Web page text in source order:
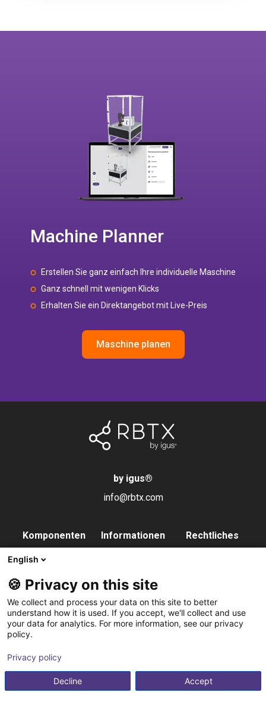
Machine Planner
Erstellen Sie ganz einfach Ihre individuelle Maschine
Ganz schnell mit wenigen Klicks
Erhalten Sie ein Direktangebot mit Live-Preis
Maschine planen
by igus®
info@rbtx.com
Komponenten
Steuerung
Vision
Pneumatik
Service
Zubehör
Informationen
Partner
Kontakt
Newsletter
Integrationsservice
Rechtliches
English
🍪 Privacy on this site
We collect and process your data on this site to better
understand how it is used. If you accept, we'll collect and use
your data for analytics. For more information, see our privacy
policy.
Privacy policy
Accept
Decline